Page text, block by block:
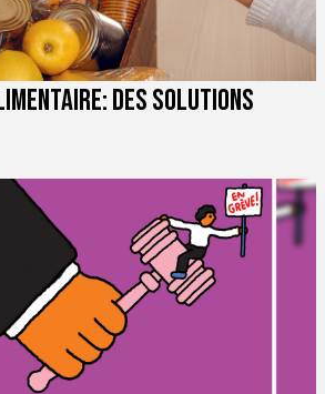
des solutions